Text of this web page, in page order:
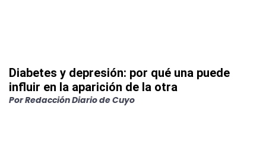
Diabetes y depresión: por qué una puede
influir en la aparición de la otra
PorRedacción Diario de Cuyo